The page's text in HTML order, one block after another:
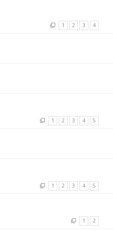
1 2 3 4
1 2 3 4 5
1 2 3 4 5
1 2